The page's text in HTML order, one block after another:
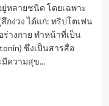
หลายชนิด โดยเฉพาะ
กง่วง ได้แก่: ทริปโตเฟน
ร่างกาย ทำหน้าที่เป็น
ซึ่งเป็นสารสื่อ
ความสุข...